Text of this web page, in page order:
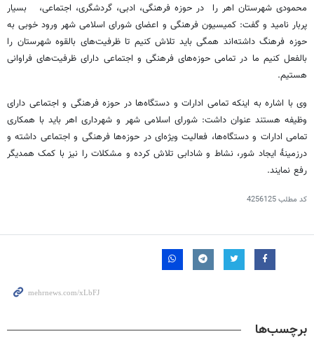
محمودی شهرستان اهر را در حوزه فرهنگی، ادبی، گردشگری، اجتماعی، بسیار
پربار نامید و گفت: کمیسیون فرهنگی و اعضای شورای اسلامی شهر ورود خوبی به
حوزه فرهنگ داشته‌اند همگی باید تلاش کنیم تا ظرفیت‌های بالقوه شهرستان را
بالفعل کنیم ما در تمامی حوزه‌های فرهنگی و اجتماعی دارای ظرفیت‌های فراوانی
هستیم.
وی با اشاره به اینکه تمامی ادارات و دستگاه‌ها در حوزه فرهنگی و اجتماعی دارای
وظیفه هستند عنوان داشت: شورای اسلامی شهر و شهرداری اهر باید با همکاری
تمامی ادارات و دستگاه‌ها، فعالیت ویژه‌ای در حوزه‌ها فرهنگی و اجتماعی داشته و
درزمینهٔ ایجاد شور، نشاط و شادابی تلاش کرده و مشکلات را نیز با کمک همدیگر
رفع نمایند.
کد مطلب4256125
برچسب‌ها